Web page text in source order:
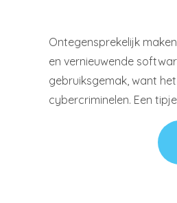
Ontegensprekelijk
en vernieuwende
gebruiksgemak, want
cybercriminelen. Een